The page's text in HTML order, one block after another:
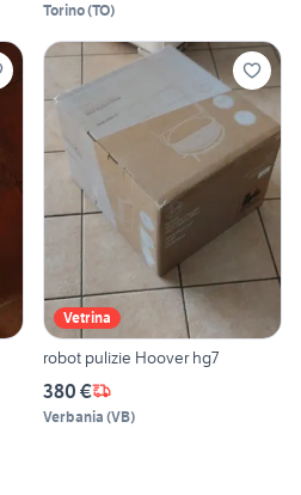
Torino(TO)
Vetrina
robot pulizie Hoover hg7
380 €
Verbania (VB)